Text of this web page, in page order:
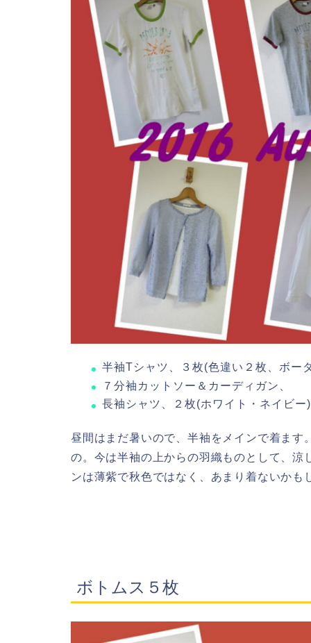
半袖Tシャツ、３枚(色違い２枚、ボー
７分袖カットソー＆カーディガン、
長袖シャツ、２枚(ホワイト・ネイビー)
昼間はまだ暑いので、半袖をメインで着ます
の。今は半袖の上からの羽織ものとして、
ンは薄紫で秋色ではなく、あまり着ないかも
ボトムス５枚